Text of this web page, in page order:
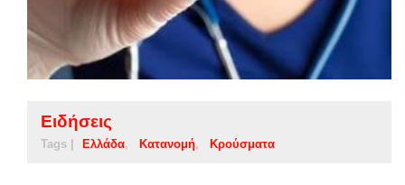
Ειδήσεις
Tags | Ελλάδα Κατανομή Κρούσματα